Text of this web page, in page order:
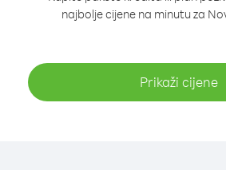
najbolje cijene na minutu za
Prikaži cijene